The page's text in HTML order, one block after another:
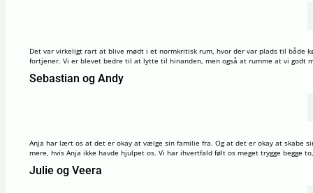
Det var virkeligt rart at blive mødt i et normkritisk rum, hvor der var plads til både
fortjener. Vi er blevet bedre til at lytte til hinanden, men også at rumme at vi godt
Sebastian og Andy
Anja har lært os at det er okay at vælge sin familie fra. Og at det er okay at skabe
mere, hvis Anja ikke havde hjulpet os. Vi har ihvertfald følt os meget trygge begge
Julie og Veera